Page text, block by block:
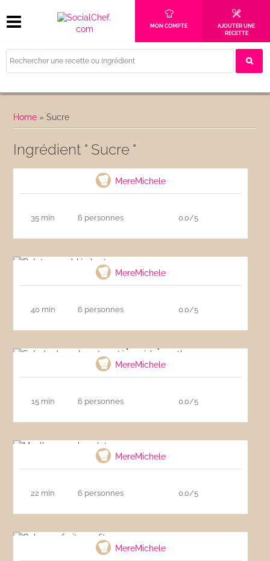
MON COMPTE
AJOUTER UNE
RECETTE
Home »Sucre
Ingrédient " Sucre "
MereMichele
35 min 6 personnes 0.0/5
MereMichele
40 min 6 personnes 0.0/5
MereMichele
15 min 6 personnes 0.0/5
MereMichele
22 min 6 personnes 0.0/5
MereMichele